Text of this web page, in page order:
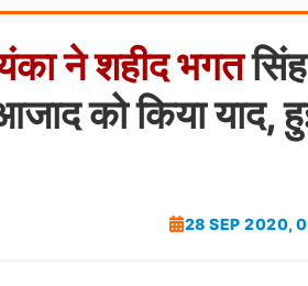
नेशहीदभगत
को किया याद,
28 SEP 2020,